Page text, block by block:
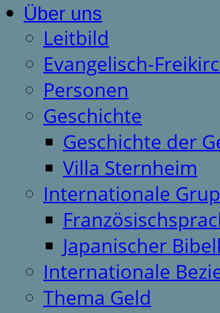
Über uns
Leitbild
Evangelisch-
Personen
Geschichte
Geschichte der
Villa Sternheim
Internationale
Japanischer
Internationale
Thema Geld